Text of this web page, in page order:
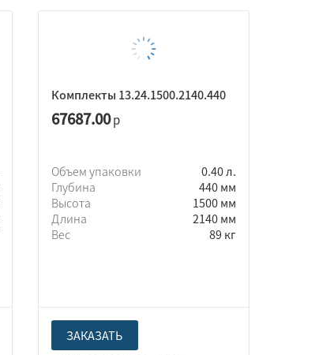
Комплекты 13.24.1500.2140.440
67687.00р
Объем упаковки
0.40 л.
Глубина
440 мм
Высота
1500 мм
Длина
2140 мм
Вес
89 кг
ЗАКАЗАТЬ